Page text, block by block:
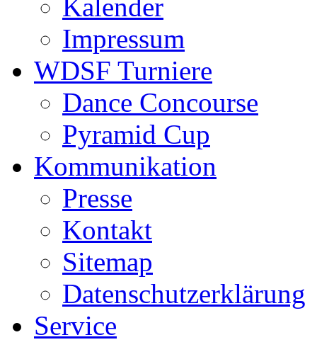
Kalender
Impressum
WDSF Turniere
Dance Concourse
Pyramid Cup
Kommunikation
Presse
Kontakt
Sitemap
Datenschutzerklärung
Service